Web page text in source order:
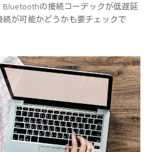
Bluetoothの接続コーデックが低遅延
が可能かどうかも要チェックで